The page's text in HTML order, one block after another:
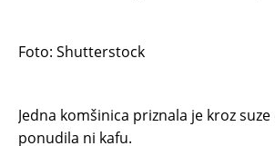
Foto: Shutterstock
Jedna komšinica priznala je kroz
ponudila ni kafu.